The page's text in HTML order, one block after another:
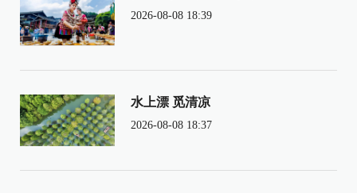
2026-08-08 18:39
水上漂 觅清凉
2026-08-08 18:37